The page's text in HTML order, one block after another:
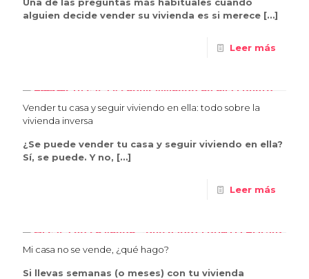
alguien decide vender su vivienda es si merece […]
Leer más
Vender tu casa y seguir viviendo en ella: todo sobre la
vivienda inversa
¿Se puede vender tu casa y seguir viviendo en ella?
Sí, se puede. Y no, […]
Leer más
Mi casa no se vende, ¿qué hago?
Si llevas semanas (o meses) con tu vivienda